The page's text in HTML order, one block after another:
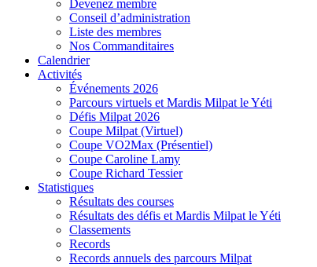
Devenez membre
Conseil d’administration
Liste des membres
Nos Commanditaires
Calendrier
Activités
Événements 2026
Parcours virtuels et Mardis Milpat le Yéti
Défis Milpat 2026
Coupe Milpat (Virtuel)
Coupe VO2Max (Présentiel)
Coupe Caroline Lamy
Coupe Richard Tessier
Statistiques
Résultats des courses
Résultats des défis et Mardis Milpat le Yéti
Classements
Records
Records annuels des parcours Milpat